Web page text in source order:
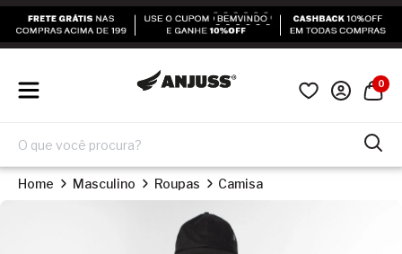
0
Home Masculino Roupas Camisa